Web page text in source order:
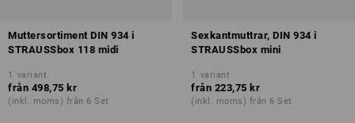
Muttersortiment DIN 934 i
STRAUSSbox 118 midi
1 variant
från 498,75 kr
(inkl. moms) från 6 Set
Sexkantmuttrar, DIN 934 i
STRAUSSbox mini
1 variant
från 223,75 kr
(inkl. moms) från 6 Set